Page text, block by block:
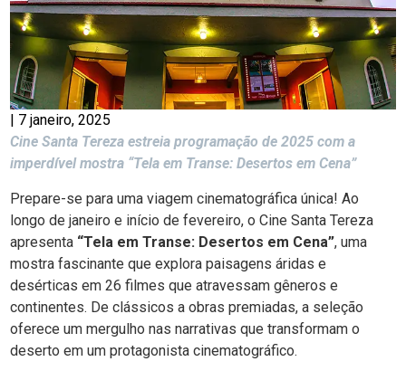
7 janeiro, 2025
Cine Santa Tereza estreia programação de 2025 com a
imperdível mostra “Tela em Transe: Desertos em Cena”
Prepare-se para uma viagem cinematográfica única! Ao
longo de janeiro e início de fevereiro, o Cine Santa Tereza
apresenta “Tela em Transe: Desertos em Cena”, uma
mostra fascinante que explora paisagens áridas e
desérticas em 26 filmes que atravessam gêneros e
continentes. De clássicos a obras premiadas, a seleção
oferece um mergulho nas narrativas que transformam o
deserto em um protagonista cinematográfico.